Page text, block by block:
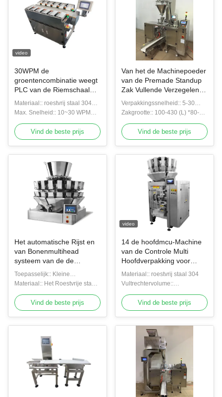
video
30WPM de
groentencombinatie weegt
PLC van de Riemschaal
Nivelleermachine van de
Controle de Hoge
Materiaal:: roestvrij staal 304
riemschaal
Max. Snelheid:: 10~30 WPM
riemschaal
Vind de beste prijs
Van het de Machinepoeder
van de Premade Standup
Zak Vullende Verzegelende
Verpakker van Doy
Verpakkingssnelheid:: 5-30
zakken van de bpmritssluiting
Zakgrootte:: 100-430 (L) *80-
300 (W) mm
Vind de beste prijs
Het automatische Rijst en
van Bonenmultihead
systeem van de de
Machinemcu Controle van
de Wegersverpakking
Toepasselijk:: Kleine
korrelsproducten
Materiaal:: Het Roestvrije staal
van SUS 304
Vind de beste prijs
video
14 de hoofdmcu-Machine
van de Controle Multi
Hoofdverpakking voor
Snacks Bevroren Voedsel
Materiaal:: roestvrij staal 304
Vultrechtervolume::
0.5L/0.8L/1.6L/2.5L
Vind de beste prijs